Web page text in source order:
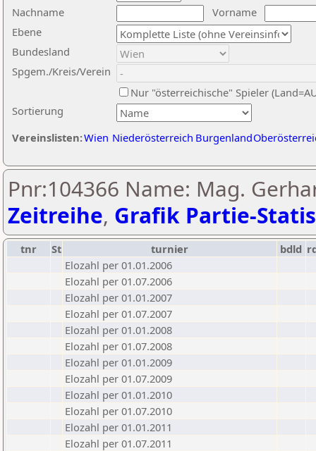
Nachname
Vorname
Ebene
Sortierung
Bundesland
Spgem./Kreis/Verein
Nur "österreichische" Spieler
Vereinslisten:Wien Niederösterreich Burgenland
Pnr:104366 Name: Mag.
Zeitreihe, Grafik Partie-
tnr St turnier bdld
Elozahl per 01.01.2006
Elozahl per 01.07.2006
Elozahl per 01.01.2007
Elozahl per 01.07.2007
Elozahl per 01.01.2008
Elozahl per 01.07.2008
Elozahl per 01.01.2009
Elozahl per 01.07.2009
Elozahl per 01.01.2010
Elozahl per 01.07.2010
Elozahl per 01.01.2011
Elozahl per 01.07.2011